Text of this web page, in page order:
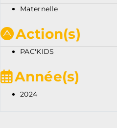
Maternelle
Action(s)
PAC'KIDS
Année(s)
2024